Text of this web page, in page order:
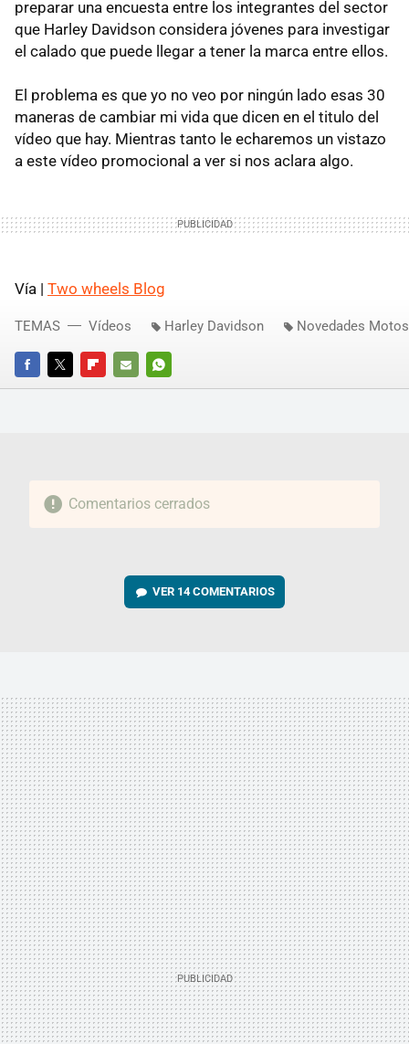
preparar una encuesta entre los integrantes del sector
que Harley Davidson considera jóvenes para investigar
el calado que puede llegar a tener la marca entre ellos.
El problema es que yo no veo por ningún lado esas 30
maneras de cambiar mi vida que dicen en el titulo del
vídeo que hay. Mientras tanto le echaremos un vistazo
a este vídeo promocional a ver si nos aclara algo.
Vía | Two wheels Blog
FACEBOOKTWITTERFLIPBOARD
E-
WHATSAPP
TEMAS Vídeos Harley Davidson Novedades
Comentarios cerrados
VER 14 COMENTARIOS